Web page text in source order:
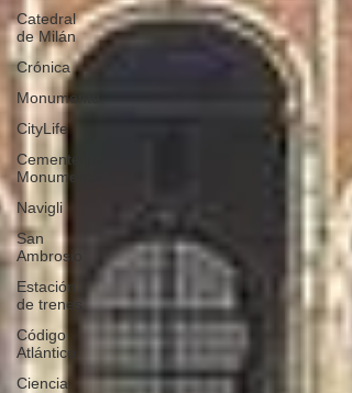
Catedral
de Milán
Crónica
Monumento
CityLife
Cementerio
Monumental
Navigli
San
Ambrosio
Estación
de trenes
Código
Atlántico
Ciencia